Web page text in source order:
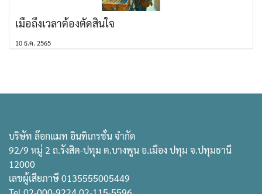
เมื่อถึงเวลาต้องตัดสินใจ
10 ธ.ค. 2565
บริษัท ล๊อกแมท อินทิเกรชั่น จำกัด
92/9 หมู่ 2 ถ.รังสิต-ปทุม ต.บางพูน อ.เมือง ปทุม จ.ปทุมธานี
12000
เลขผู้เสียภาษี 0135555005449